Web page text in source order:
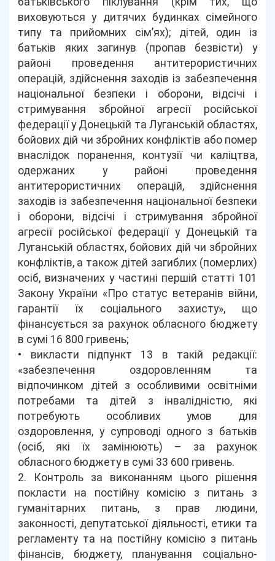
виховуються у дитячих будинках сімейного
типу та прийомних сім’ях); дітей, один із
батьків яких загинув (пропав безвісти) у
районі проведення антитерористичних
операцій, здійснення заходів із забезпечення
національної безпеки і оборони, відсічі і
стримування збройної агресії російської
федерації у Донецькій та Луганській областях,
бойових дій чи збройних конфліктів або помер
внаслідок поранення, контузії чи каліцтва,
одержаних у районі проведення
антитерористичних операцій, здійснення
заходів із забезпечення національної безпеки
і оборони, відсічі і стримування збройної
агресії російської федерації у Донецькій та
Луганській областях, бойових дій чи збройних
конфліктів, а також дітей загиблих (померлих)
осіб, визначених у частині першій статті 101
Закону України «Про статус ветеранів війни,
гарантії їх соціального захисту», що
фінансується за рахунок обласного бюджету
в сумі 16 800 гривень;
• викласти підпункт 13 в такій редакції:
«забезпечення оздоровленням та
відпочинком дітей з особливими освітніми
потребами та дітей з інвалідністю, які
потребують особливих умов для
оздоровлення, у супроводі одного з батьків
(осіб, які їх замінюють) – за рахунок
обласного бюджету в сумі 33 600 гривень.
2. Контроль за виконанням цього рішення
покласти на постійну комісію з питань з
гуманітарних питань, з прав людини,
законності, депутатської діяльності, етики та
регламенту та на постійну комісію з питань
фінансів, бюджету, планування соціально-